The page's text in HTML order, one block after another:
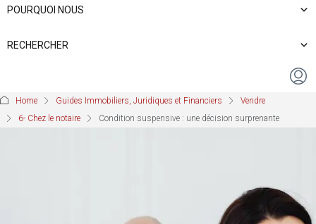
POURQUOI NOUS
RECHERCHER
Home Guides Immobiliers, Juridiques et Financiers
Vendre
6- Chez le notaire
Condition suspensive : une décision surprenante